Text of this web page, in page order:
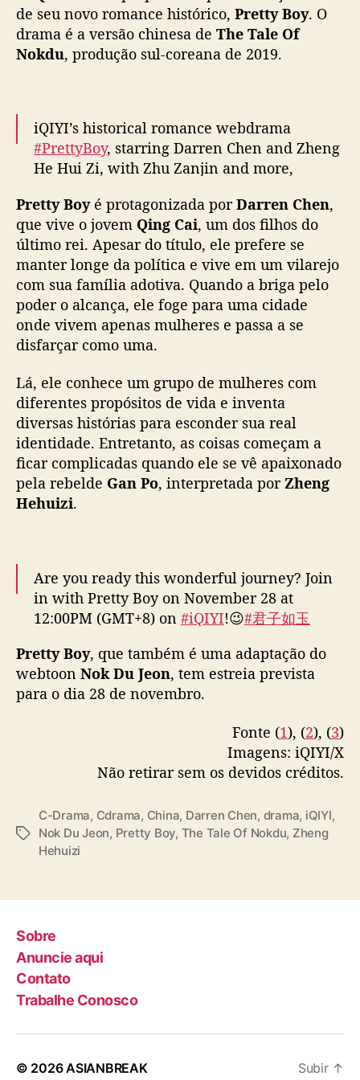
s
ã
c
e
s
a
e
“
T
e
T
a
l
f
N
d
u
”
r
e
i
a
c
o
m
r
r
e
h
e
de seu novo romance histórico, Pretty Boy. O
drama é a versão chinesa de The Tale Of
Nokdu, produção sul-coreana de 2019.
iQIYI’s historical romance webdrama
#PrettyBoy, starring Darren Chen and Zheng
He Hui Zi, with Zhu Zanjin and more,
More –https://t.co/iufsFasyxX
pic.twitter.com/Dfu4xQKaob
— cdrama tweets (@dramapotatoe)
November 22, 2024
Pretty Boyé protagonizada porDarren Chen,
que vive o jovem Qing Cai, um dos filhos do
último rei. Apesar do título, ele prefere se
manter longe da política e vive em um vilarejo
com sua família adotiva. Quando a briga pelo
poder o alcança, ele foge para uma cidade
onde vivem apenas mulheres e passa a se
disfarçar como uma.
Lá, ele conhece um grupo de mulheres com
diferentes propósitos de vida e inventa
diversas histórias para esconder sua real
identidade. Entretanto, as coisas começam a
ficar complicadas quando ele se vê apaixonado
pela rebelde Gan Po, interpretada porZheng
Hehuizi.
Are you ready this wonderful journey? Join
in with Pretty Boy on November 28 at
12:00PM (GMT+8) on #iQIYI!😉#君子如玉
郑合惠子 #ZhengHehuizi #cdrama
#costumedrama
pic.twitter.com/w9GSUTYC58
November 25, 2024
Pretty Boy, que também é uma adaptação do
webtoon Nok Du Jeon, tem estreia prevista
para o dia 28 de novembro.
Fonte (1), (2), (3)
Imagens: iQIYI/X
Não retirar sem os devidos créditos.
T
C-Drama, Cdrama, China, Darren Chen, drama, iQIYI,
Nok Du Jeon, Pretty Boy, The Tale Of Nokdu, Zheng
Hehuizi
Sobre
Anuncie aqui
Contato
Trabalhe Conosco
© 2026ASIANBREAK Subir ↑